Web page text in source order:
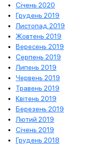
Січень 2020
Грудень 2019
Листопад 2019
Жовтень 2019
Вересень 2019
Серпень 2019
Липень 2019
Червень 2019
Травень 2019
Квітень 2019
Березень 2019
Лютий 2019
Січень 2019
Грудень 2018